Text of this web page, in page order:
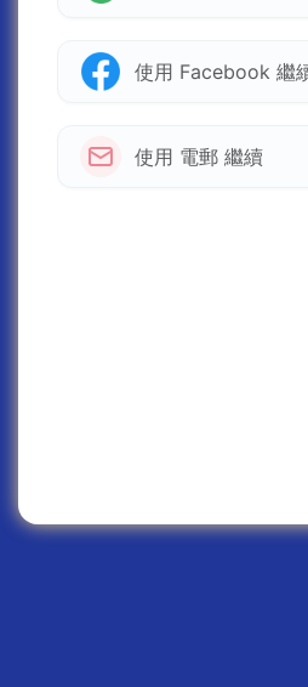
使用 Facebook 繼
使用 電郵 繼續